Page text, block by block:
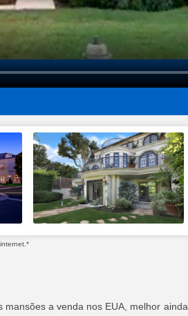
a venda nos EUA, melhor ainda.